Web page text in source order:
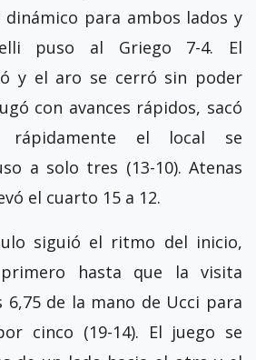
para ambos lados y
puso al Griego 7-4. El
y el aro se cerró sin poder
con avances rápidos, sacó
rápidamente el local se
a solo tres (13-10). Atenas
el cuarto 15 a 12.
siguió el ritmo del inicio,
hasta que la visita
6,75 de la mano de Ucci para
cinco (19-14). El juego se